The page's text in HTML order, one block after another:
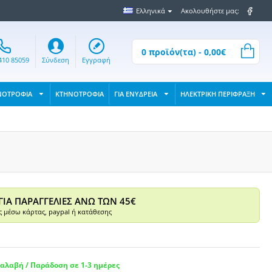
Ελληνικά Ακολουθήστε μας:
85059 Σύνδεση Εγγραφή
0 προϊόν(τα) - 0,00€
ΚΤΗΝΟΤΡΟΦΙΑ ΓΙΑ ΕΝΥΔΡΕΙΑ ΗΛΕΚΤΡΙΚΗ ΠΕΡΙΦΡΑΞΗ
ΠΑΡΑΓΓΕΛΙΕΣ ΑΝΩ ΤΩΝ 45€
μέσω κάρτας, paypal ή κατάθεσης
/ Παράδοση σε 1-3 ημέρες